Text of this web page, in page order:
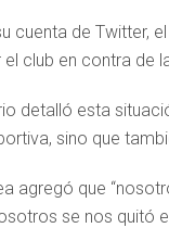
cuenta de Twitter,
club en contra de
detalló esta
sino que
agregó que
se nos quitó